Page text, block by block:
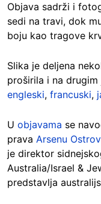
Objava sadrži i
sedi na travi, dok
boju kao tragove
Slika je deljena
proširila i na
engleski, francuski,
U objavama se
prava Arsenu
je direktor
Australia/Israel &
predstavlja